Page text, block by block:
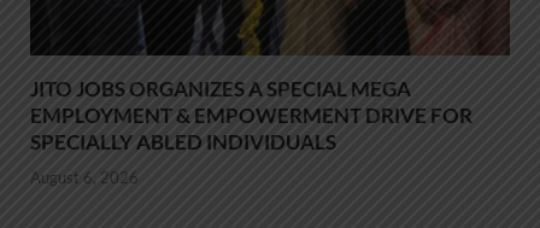
JITO JOBS ORGANIZES A SPECIAL MEGA
EMPLOYMENT & EMPOWERMENT DRIVE FOR
SPECIALLY ABLED INDIVIDUALS
August 6, 2026